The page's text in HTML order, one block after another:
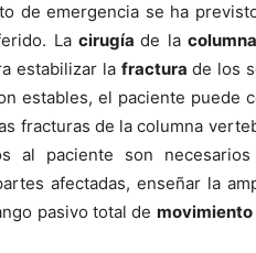
de emergencia se ha
La cirugí­ade lacolumna
estabilizar lafractura de los
estables, el paciente puede
fracturas de la columna
al paciente son
afectadas, enseñar la
pasivo total de movimiento